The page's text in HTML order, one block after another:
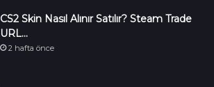
CS2 Skin Nasıl Alınır Satılır? Steam Trade
URL…
2 hafta önce